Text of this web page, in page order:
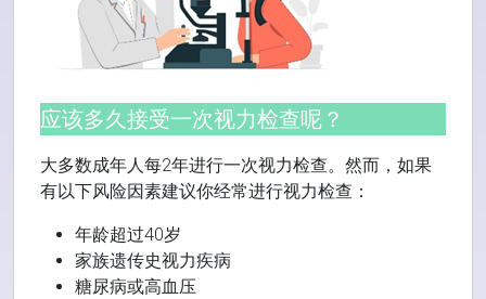
应该多久接受一次视力检查呢？
大多数成年人每2年进行一次视力检查。然而，如果
有以下风险因素建议你经常进行视力检查：
年龄超过40岁
家族遗传史视力疾病
糖尿病或高血压